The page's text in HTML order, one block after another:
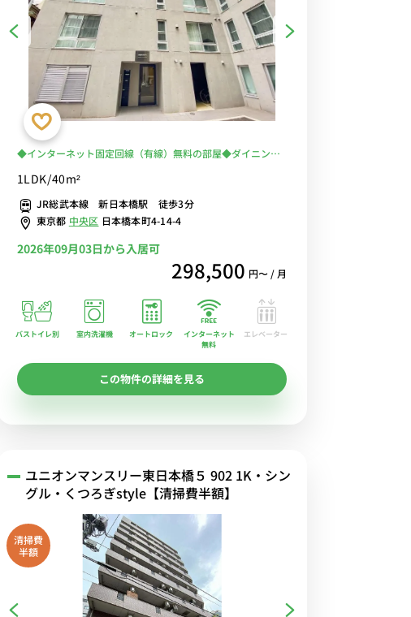
◆インターネット固定回線（有線）無料の部屋◆ダイニング
ど設備万全なお部屋♪貴重な日本橋エリアのファミリー向け
物件♪お早めにご予約をお願いします！
1LDK/40m²
JR総武本線 新日本橋駅 徒歩3分
東京都 中央区 日本橋本町4-14-4
2026年09月03日から入居可
298,500 円〜 / 月
バストイレ別 室内洗濯機 オートロック
インターネット
無料
エレベーター
この物件の詳細を見る
ユニオンマンスリー東日本橋５ 902 1K・シン
グル・くつろぎstyle【清掃費半額】
清掃費
半額